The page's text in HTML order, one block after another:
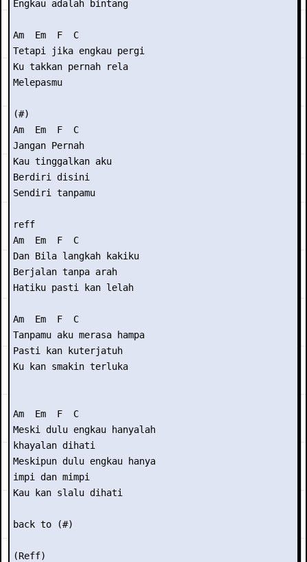
Engkau adalah bintang
Am  Em  F  C
Tetapi jika engkau pergi
Ku takkan pernah rela
Melepasmu
(#)
Am  Em  F  C
Jangan Pernah
Kau tinggalkan aku
Berdiri disini
Sendiri tanpamu
reff
Am  Em  F  C
Dan Bila langkah kakiku
Berjalan tanpa arah
Hatiku pasti kan lelah
Am  Em  F  C
Tanpamu aku merasa hampa
Pasti kan kuterjatuh
Ku kan smakin terluka
Am  Em  F  C
Meski dulu engkau hanyalah
khayalan dihati
Meskipun dulu engkau hanya
impi dan mimpi
Kau kan slalu dihati
back to (#)
(Reff)